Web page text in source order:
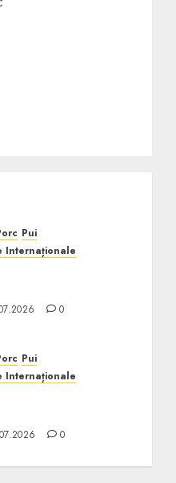
Pui
Internaționale
0
Pui
Internaționale
0